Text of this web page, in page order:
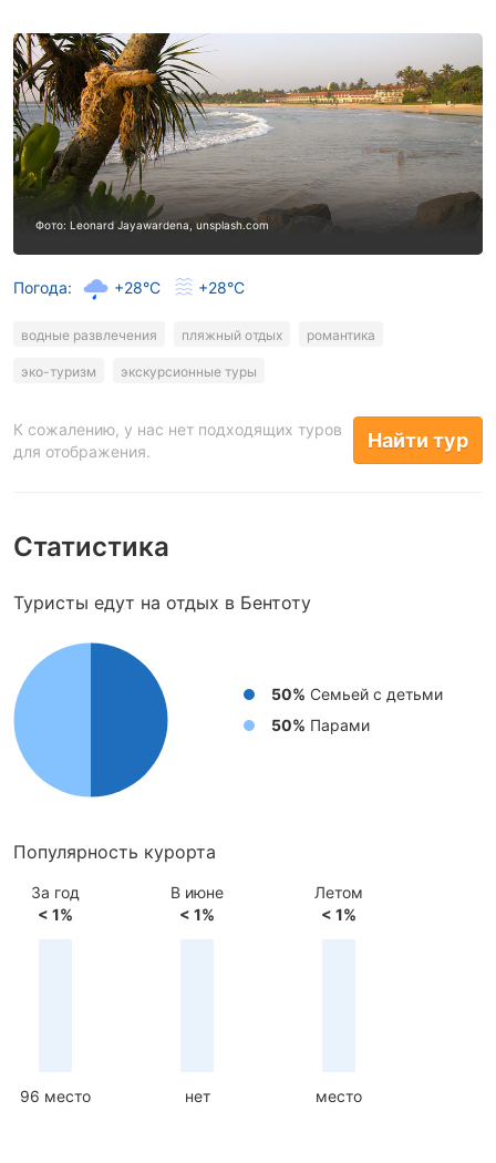
Фото: Leonard Jayawardena, unsplash.com
Погода: +28°C +28°C
водные развлечения пляжный отдых романтика
эко-туризм экскурсионные туры
К сожалению, у нас нет подходящих туров
для отображения.
Найти тур
Статистика
Туристы едут на отдых в Бентоту
50% Cемьей с детьми
50% Парами
Популярность курорта
За год
< 1%
96 место
В июне
< 1%
нет
Летом
< 1%
место